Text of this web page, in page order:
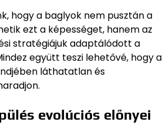
hogy a baglyok nem pusztán a
ezt a képességet, hanem az
stratégiájuk adaptálódott a
együtt teszi lehetővé, hogy a
láthatatlan és
evolúciós előnyei